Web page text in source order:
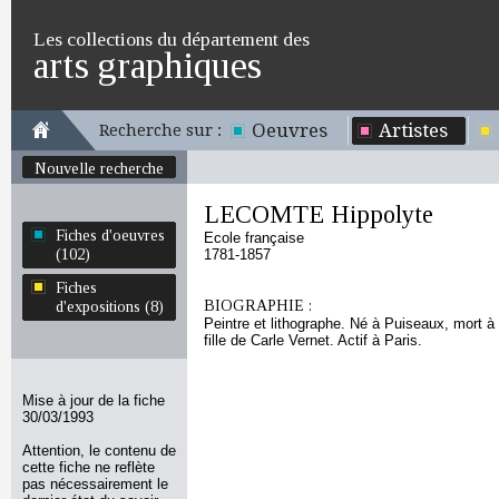
Les collections du département des
arts graphiques
Recherche sur : Oeuvres Artistes
Nouvelle recherche
Fiches d'oeuvres
(102)
Fiches
d'expositions (8)
Mise à jour de la fiche
30/03/1993
Attention, le contenu de
cette fiche ne reflète
pas nécessairement le
LECOMTE Hippolyte
Ecole française
1781-1857
BIOGRAPHIE :
Peintre et lithographe. Né à Puiseaux, mort
fille de Carle Vernet. Actif à Paris.